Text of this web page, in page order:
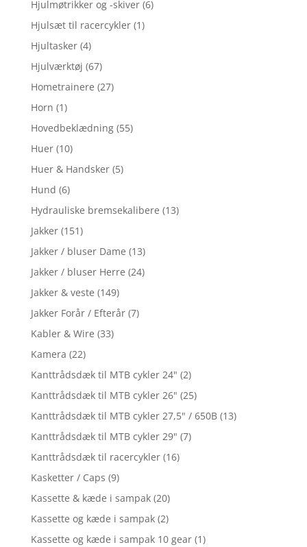
Hjulmøtrikker og -skiver (6)
Hjulsæt til racercykler (1)
Hjultasker (4)
Hjulværktøj (67)
Hometrainere (27)
Horn (1)
Hovedbeklædning (55)
Huer (10)
Huer & Handsker (5)
Hund (6)
Hydrauliske bremsekalibere (13)
Jakker (151)
Jakker / bluser Dame (13)
Jakker / bluser Herre (24)
Jakker & veste (149)
Jakker Forår / Efterår (7)
Kabler & Wire (33)
Kamera (22)
Kanttrådsdæk til MTB cykler 24" (2)
Kanttrådsdæk til MTB cykler 26" (25)
Kanttrådsdæk til MTB cykler 27,5" / 650B (13)
Kanttrådsdæk til MTB cykler 29" (7)
Kanttrådsdæk til racercykler (16)
Kasketter / Caps (9)
Kassette & kæde i sampak (20)
Kassette og kæde i sampak (2)
Kassette og kæde i sampak 10 gear (1)